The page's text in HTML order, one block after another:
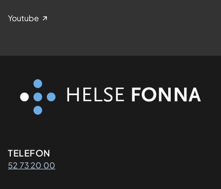
Youtube
Kontaktinformasjon
TELEFON
52 73 20 00